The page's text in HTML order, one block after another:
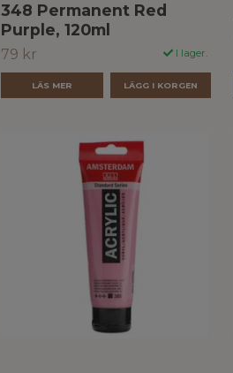
348 Permanent Red
Purple, 120ml
79 kr I lager.
LÄS MER